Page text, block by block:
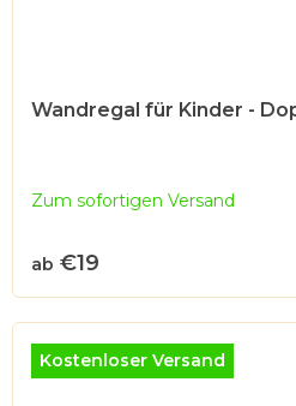
Wandregal für Kinder -
Zum sofortigen Versand
ab €19
Kostenloser Versand